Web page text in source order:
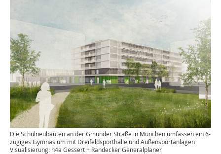
Die Schulneubauten an der Gmunder Straße in München umfassen ein 6-
zügiges Gymnasium mit Dreifeldsporthalle und Außensportanlagen
Visualisierung: h4a Gessert + Randecker Generalplaner